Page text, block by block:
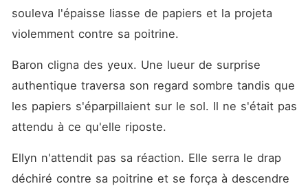
souleva l'épaisse liasse de papiers et la projeta
violemment contre sa poitrine.
Baron cligna des yeux. Une lueur de surprise
authentique traversa son regard sombre tandis que
les papiers s'éparpillaient sur le sol. Il ne s'était pas
attendu à ce qu'elle riposte.
Ellyn n'attendit pas sa réaction. Elle serra le drap
déchiré contre sa poitrine et se força à descendre